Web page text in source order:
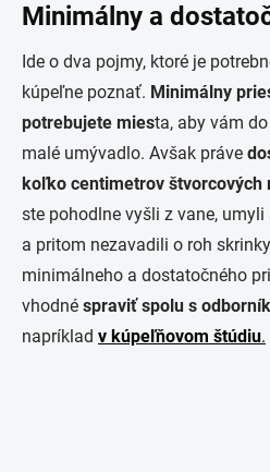
Minimálny a
Ide o dva pojmy, ktoré je
kúpeľne poznať. Minimálny
potrebujete miesta, aby vám
malé umývadlo. Avšak práve
koľko centimetrov štvorcových
ste pohodlne vyšli z vane,
a pritom nezavadili o roh
minimálneho a dostatočného
vhodné spraviť spolu s
napríklad v kúpeľňovom štúdiu.